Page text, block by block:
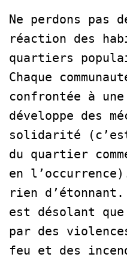
Ne perdons pas
réaction des
quartiers
Chaque
confrontée à
développe des
solidarité
du quartier
en
rien
est désolant
par des
feu et des